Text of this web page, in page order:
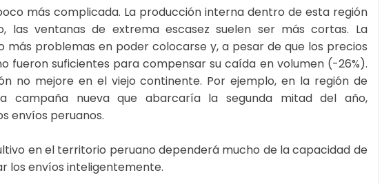
más complicada. La producción interna dentro de esta región
las ventanas de extrema escasez suelen ser más cortas. La
más problemas en poder colocarse y, a pesar de que los precios
fueron suficientes para compensar su caída en volumen (-26%).
no mejore en el viejo continente. Por ejemplo, en la región de
campaña nueva que abarcaría la segunda mitad del año,
envíos peruanos.
en el territorio peruano dependerá mucho de la capacidad de
los envíos inteligentemente.